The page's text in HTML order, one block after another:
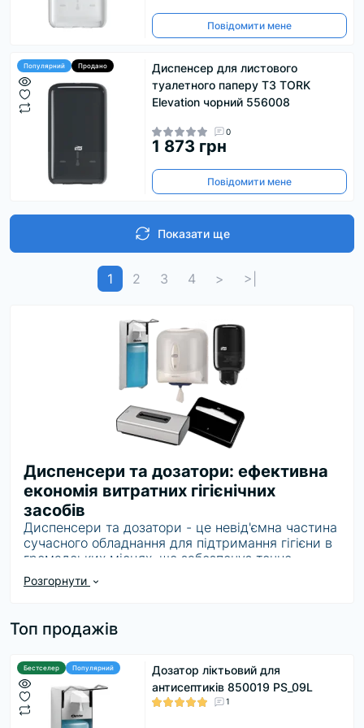
Повідомити мене
Популярний Продано
Диспенсер для листового
туалетного паперу T3 TORK
Elevation чорний 556008
0
1 873 грн
Повідомити мене
Показати ще
1 2 3 4 > >|
Диспенсери та дозатори: ефективна
економія витратних гігієнічних
засобів
Диспенсери та дозатори - це невід'ємна частина
сучасного обладнання для підтримання гігієни в
громадських місцях, що забезпечує точне
дозоване виділення мила, піни та паперових
матеріалів. Переваги використання диспенсерів
поліпшення всього гігієнічного процесу. Ваш
вибір на користь наших практичних і
ефективності та довговічності.
Типи диспенсерів для гігієни:
Розгорнути
Топ продажів
Бестселер Популярний
Дозатор ліктьовий для
антисептиків 850019 PS_09L
1